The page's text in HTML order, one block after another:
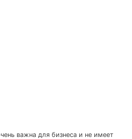
важна для бизнеса и не имеет